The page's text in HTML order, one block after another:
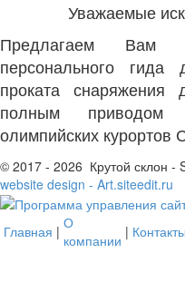
Уважаемые
Предлагаем Вам
персонального
проката снаряжения
полным приводом
олимпийских курортов
© 2017 - 2026 Крутой склон -
website design - Art.siteedit.ru
Главная | О
компании | Контакты